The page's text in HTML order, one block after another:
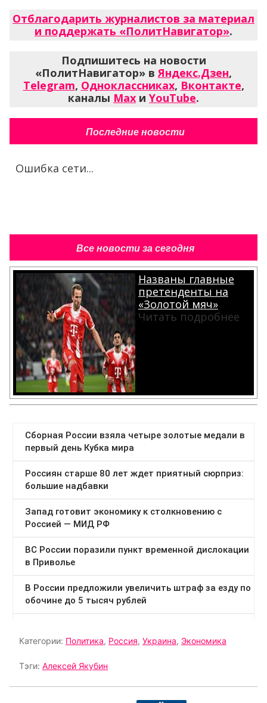
Отблагодарить журналистов за материал
и поддержать «ПолитНавигатор».
Подпишитесь на новости
«ПолитНавигатор» вЯндекс.Дзен,
Telegram, Одноклассниках, Вконтакте,
каналы Max и YouTube.
Последние новости
Ошибка сети...
Все новости за сегодня
Названы главные
претенденты на
«Золотой мяч»
Читать подробнее
Категории: Политика, Россия, Украина, Экономика
Тэги: Алексей Якубин